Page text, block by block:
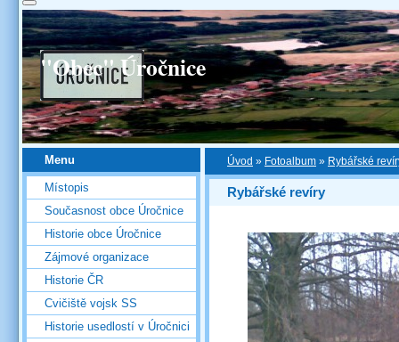
"Obec" Úročnice
Úvod » Fotoalbum » Rybářské
Rybářské revíry
Menu
Místopis
Současnost obce Úročnice
Historie obce Úročnice
Zájmové organizace
Historie ČR
Cvičiště vojsk SS
Historie usedlostí v Úročnici